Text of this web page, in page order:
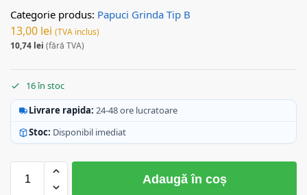
Categorie produs: Papuci Grinda Tip B
13,00 lei (TVA inclus)
10,74 lei (fără TVA)
16 în stoc
Livrare rapida: 24-48 ore lucratoare
Stoc: Disponibil imediat
Adaugă în coș